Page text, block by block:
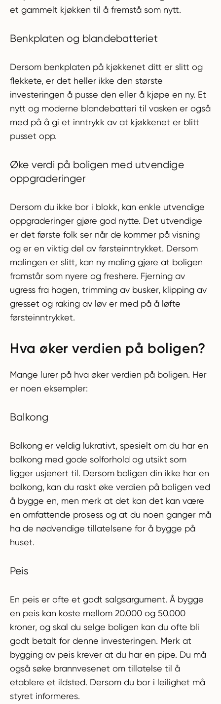
et gammelt kjøkken til å fremstå som nytt.
Benkplaten og blandebatteriet
Dersom benkplaten på kjøkkenet ditt er slitt og
flekkete, er det heller ikke den største
investeringen å pusse den eller å kjøpe en ny. Et
nytt og moderne blandebatteri til vasken er også
med på å gi et inntrykk av at kjøkkenet er blitt
pusset opp.
Øke verdi på boligen med utvendige
oppgraderinger
Dersom du ikke bor i blokk, kan enkle utvendige
oppgraderinger gjøre god nytte. Det utvendige
er det første folk ser når de kommer på visning
og er en viktig del av førsteinntrykket. Dersom
malingen er slitt, kan ny maling gjøre at boligen
framstår som nyere og freshere. Fjerning av
ugress fra hagen, trimming av busker, klipping av
gresset og raking av løv er med på å løfte
førsteinntrykket.
Hva øker verdien på boligen?
Mange lurer på hva øker verdien på boligen. Her
er noen eksempler:
Balkong
Balkong er veldig lukrativt, spesielt om du har en
balkong med gode solforhold og utsikt som
ligger usjenert til. Dersom boligen din ikke har en
balkong, kan du raskt øke verdien på boligen ved
å bygge en, men merk at det kan det kan være
en omfattende prosess og at du noen ganger må
ha de nødvendige tillatelsene for å bygge på
huset.
Peis
En peis er ofte et godt salgsargument. Å bygge
en peis kan koste mellom 20.000 og 50.000
kroner, og skal du selge boligen kan du ofte bli
godt betalt for denne investeringen. Merk at
bygging av peis krever at du har en pipe. Du må
også søke brannvesenet om tillatelse til å
etablere et ildsted. Dersom du bor i leilighet må
styret informeres.